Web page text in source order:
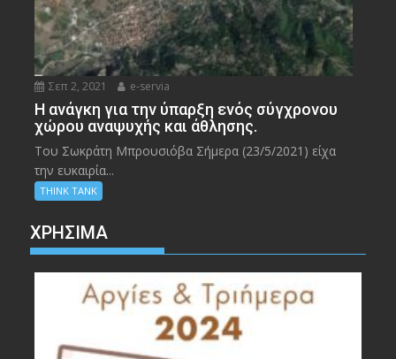
Σεπ 2, 2021 e-servia
Η ανάγκη για την ύπαρξη ενός σύγχρονου
χώρου αναψυχής και άθλησης.
Του Σωκράτη Μπρουσιόβα Σήμερα (23/5/2021) είχα
την ευκαιρία...
THINK TANK
ΧΡΉΣΙΜΑ